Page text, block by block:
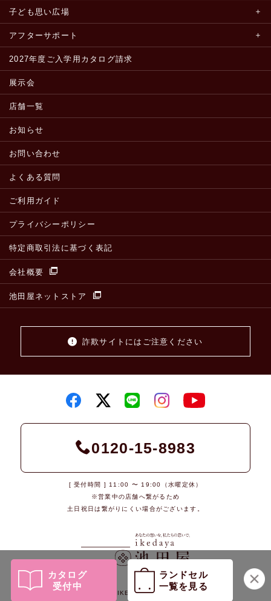
カタログ
受付中
ランドセル
一覧を見る
子ども思い広場
アフターサポート
2027年度ご入学用カタログ請求
展示会
店舗一覧
お知らせ
お問い合わせ
よくある質問
ご利用ガイド
プライバシーポリシー
特定商取引法に基づく表記
会社概要
池田屋ネットストア
詐欺サイトにはご注意ください
0120-15-8983
[ 受付時間 ] 11:00 〜 19:00（水曜定休）
※営業中の店舗へ繋がるため
土日祝日は繋がりにくい場合がございます。
© 2026 IKEDAYA Co., Ltd.